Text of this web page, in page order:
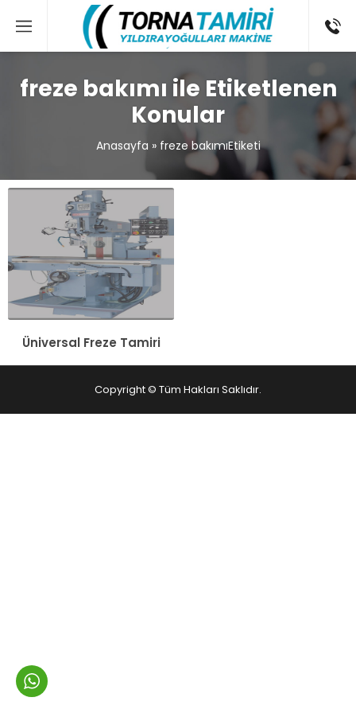
freze bakımı ile Etiketlenen
Konular
Anasayfa » freze bakımıEtiketi
Üniversal Freze Tamiri
Copyright © Tüm Hakları Saklıdır.